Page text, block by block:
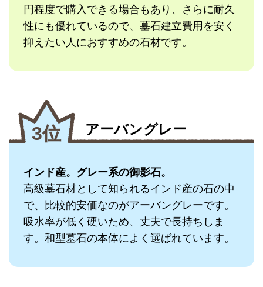
円程度で購入できる場合もあり、さらに耐久
性にも優れているので、墓石建立費用を安く
抑えたい人におすすめの石材です。
3位 アーバングレー
インド産。グレー系の御影石。
高級墓石材として知られるインド産の石の中
で、比較的安価なのがアーバングレーです。
吸水率が低く硬いため、丈夫で長持ちしま
す。和型墓石の本体によく選ばれています。